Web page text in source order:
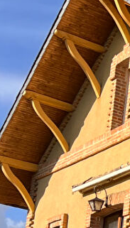
la commune du
ancien moulin du
se compose d'une